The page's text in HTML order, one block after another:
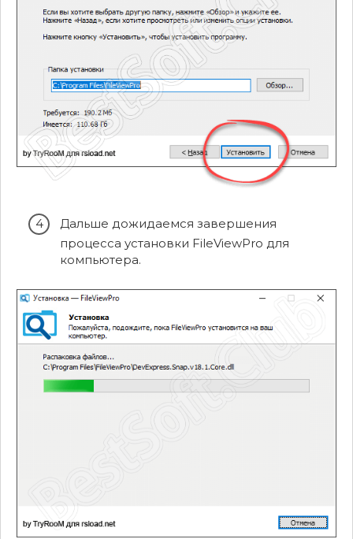
Дальше дожидаемся завершения
процесса установки FileViewPro для
компьютера.